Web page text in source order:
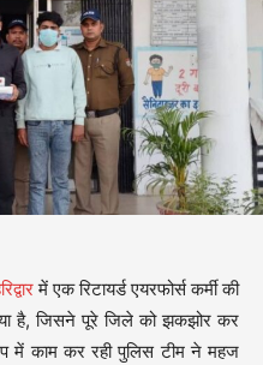
में एक रिटायर्ड एयरफोर्स कर्मी की
है, जिसने पूरे जिले को झकझोर कर
में काम कर रही पुलिस टीम ने महज